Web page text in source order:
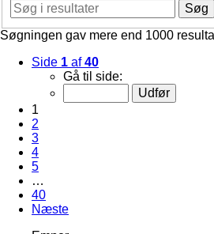
Søg
Søgningen gav mere end 1000
Side 1 af40
Gå til side:
1
2
3
4
5
…
40
Næste